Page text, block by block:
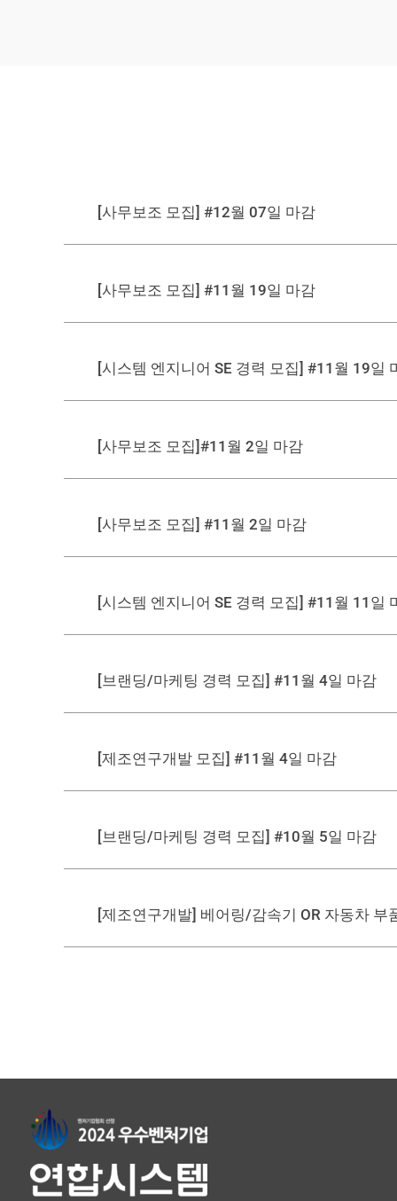
[사무보조 모집] #12월 07일 마감
[사무보조 모집] #11월 19일 마감
[시스템 엔지니어 SE 경력 모집] #11월 19일
[사무보조 모집]#11월 2일 마감
[사무보조 모집] #11월 2일 마감
[시스템 엔지니어 SE 경력 모집] #11월 11일
[브랜딩/마케팅 경력 모집] #11월 4일 마감
[제조연구개발 모집] #11월 4일 마감
[브랜딩/마케팅 경력 모집] #10월 5일 마감
[제조연구개발] 베어링/감속기 OR 자동차